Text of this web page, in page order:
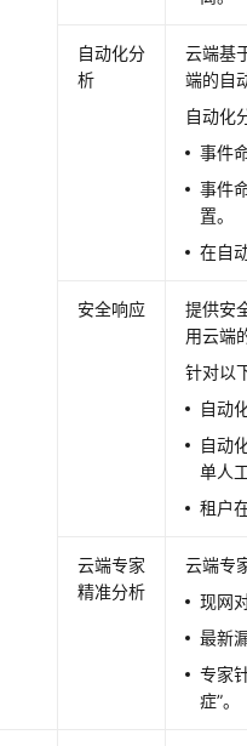
自动化分
析
云端基
端的自
自动化
事件
事件
置。
在自
安全响应
提供安
用云端
针对以
自动
自动
单人
租户
云端专家
精准分析
云端专
现网
最新
专家
症”。